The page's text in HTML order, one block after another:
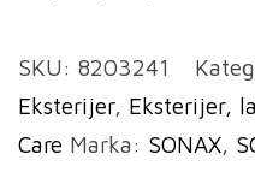
SKU: 8203241
Eksterijer, Eksterijer,
Care Marka: SONAX,